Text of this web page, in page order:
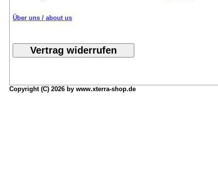
Über uns / about us
Copyright (C) 2026 by www.xterra-shop.de